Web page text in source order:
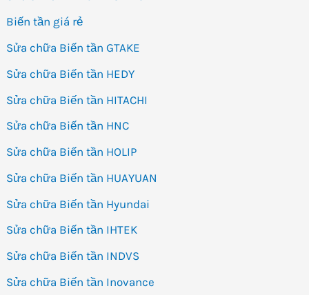
Biến tần giá rẻ
Sửa chữa Biến tần GTAKE
Sửa chữa Biến tần HEDY
Sửa chữa Biến tần HITACHI
Sửa chữa Biến tần HNC
Sửa chữa Biến tần HOLIP
Sửa chữa Biến tần HUAYUAN
Sửa chữa Biến tần Hyundai
Sửa chữa Biến tần IHTEK
Sửa chữa Biến tần INDVS
Sửa chữa Biến tần Inovance